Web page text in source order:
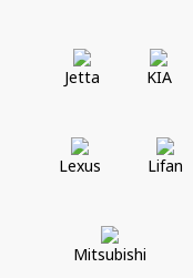
Jetta KIA
Lexus Lifan
Mitsubishi